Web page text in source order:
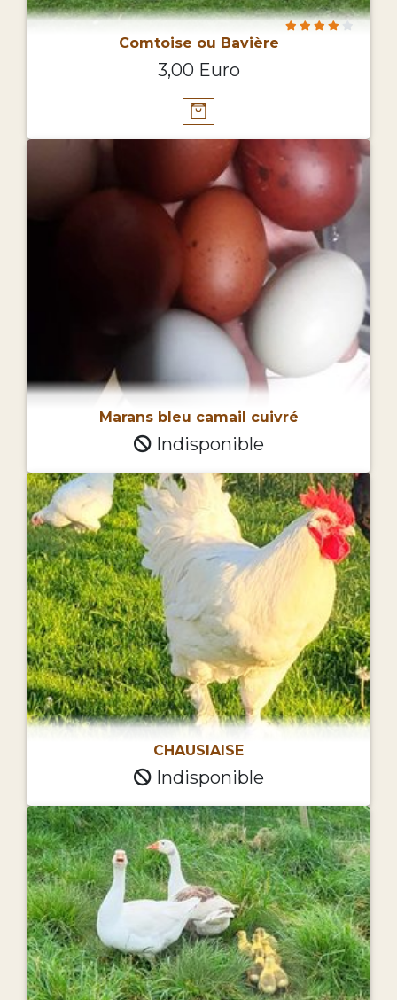
Comtoise ou Bavière
3,00 Euro
Marans bleu camail cuivré
Indisponible
CHAUSIAISE
Indisponible